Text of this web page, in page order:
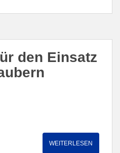
den Einsatz
WEITERLESEN